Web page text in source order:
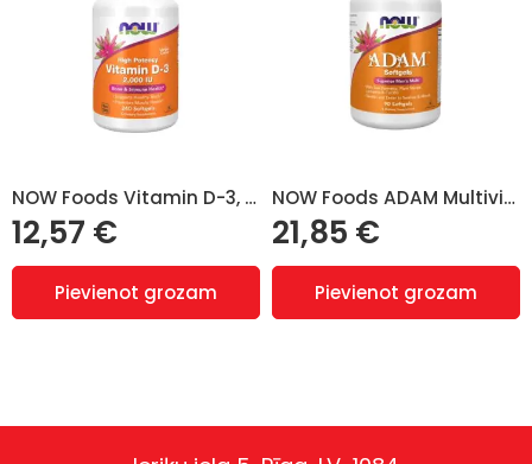
NOW Foods Vitamin D-3, 2000 IU – 240 softgels
12,57 €
Pievienot grozam
NOW Foods ADAM Multivitamīni (Multi-Vitamin) vīriešiem – 90 kaps
21,85 €
Pievienot grozam